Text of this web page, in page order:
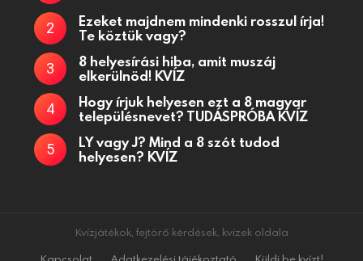
Ezeket majdnem mindenki rosszul írja!
Te köztük vagy?
8 helyesírási hiba, amit muszáj
elkerülnöd! KVÍZ
Hogy írjuk helyesen ezt a 8 magyar
településnevet? TUDÁSPRÓBA KVÍZ
LY vagy J? Mind a 8 szót tudod
helyesen? KVÍZ
Kvízjátékok, fejtörő kérdések, kvízek oldala